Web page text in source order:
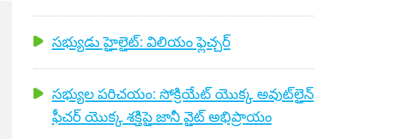
సభ్యుడు హైలైట్: విలియం ఫ్లెచ్చర్
సభ్యుల పరిచయం: సోక్రియేట్ యొక్క అవుట్‌లైన్
ఫీచర్ యొక్క శక్తిపై జానీ వైట్ అభిప్రాయం